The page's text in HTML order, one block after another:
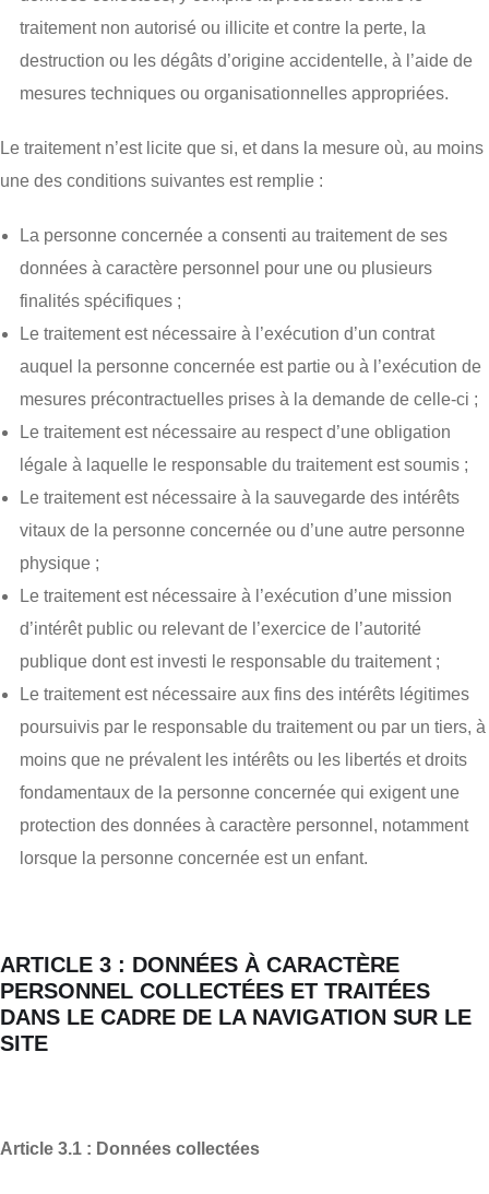
traitement non autorisé ou illicite et contre la perte, la
destruction ou les dégâts d’origine accidentelle, à l’aide de
mesures techniques ou organisationnelles appropriées.
Le traitement n’est licite que si, et dans la mesure où, au moins
une des conditions suivantes est remplie :
La personne concernée a consenti au traitement de ses
données à caractère personnel pour une ou plusieurs
finalités spécifiques ;
Le traitement est nécessaire à l’exécution d’un contrat
auquel la personne concernée est partie ou à l’exécution de
mesures précontractuelles prises à la demande de celle-ci ;
Le traitement est nécessaire au respect d’une obligation
légale à laquelle le responsable du traitement est soumis ;
Le traitement est nécessaire à la sauvegarde des intérêts
vitaux de la personne concernée ou d’une autre personne
physique ;
Le traitement est nécessaire à l’exécution d’une mission
d’intérêt public ou relevant de l’exercice de l’autorité
publique dont est investi le responsable du traitement ;
Le traitement est nécessaire aux fins des intérêts légitimes
poursuivis par le responsable du traitement ou par un tiers, à
moins que ne prévalent les intérêts ou les libertés et droits
fondamentaux de la personne concernée qui exigent une
protection des données à caractère personnel, notamment
lorsque la personne concernée est un enfant.
ARTICLE 3 : DONNÉES À CARACTÈRE
PERSONNEL COLLECTÉES ET TRAITÉES
DANS LE CADRE DE LA NAVIGATION SUR LE
SITE
Article 3.1 : Données collectées